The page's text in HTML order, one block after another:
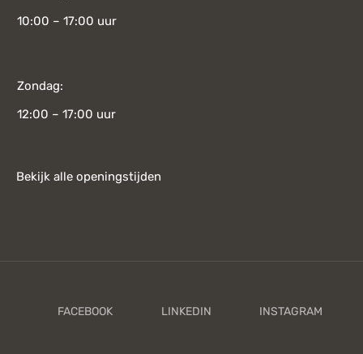
10:00 – 17:00 uur
Zondag:
12:00 – 17:00 uur
Bekijk alle openingstijden